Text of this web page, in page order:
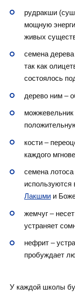
рудракши
мощную
живых
семена
так как
состоялось
дерево ним –
кости –
каждого
семена лотоса
используются
Лакшми и
жемчуг –
устраняет
нефрит –
пробуждает
У каждой школы